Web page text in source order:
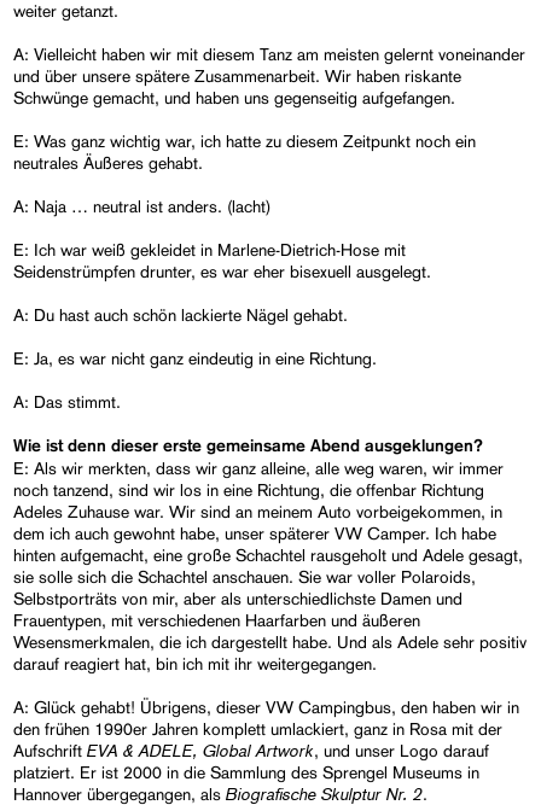
weiter getanzt.
A: Vielleicht haben wir mit diesem Tanz am meisten gelernt voneinander
und über unsere spätere Zusammenarbeit. Wir haben riskante
Schwünge gemacht, und haben uns gegenseitig aufgefangen.
E: Was ganz wichtig war, ich hatte zu diesem Zeitpunkt noch ein
neutrales Äußeres gehabt.
A: Naja … neutral ist anders. (lacht)
E: Ich war weiß gekleidet in Marlene-Dietrich-Hose mit
Seidenstrümpfen drunter, es war eher bisexuell ausgelegt.
A: Du hast auch schön lackierte Nägel gehabt.
E: Ja, es war nicht ganz eindeutig in eine Richtung.
A: Das stimmt.
Wie ist denn dieser erste gemeinsame Abend ausgeklungen?
E: Als wir merkten, dass wir ganz alleine, alle weg waren, wir immer
noch tanzend, sind wir los in eine Richtung, die offenbar Richtung
Adeles Zuhause war. Wir sind an meinem Auto vorbeigekommen, in
dem ich auch gewohnt habe, unser späterer VW Camper. Ich habe
hinten aufgemacht, eine große Schachtel rausgeholt und Adele gesagt,
sie solle sich die Schachtel anschauen. Sie war voller Polaroids,
Selbstporträts von mir, aber als unterschiedlichste Damen und
Frauentypen, mit verschiedenen Haarfarben und äußeren
Wesensmerkmalen, die ich dargestellt habe. Und als Adele sehr positiv
darauf reagiert hat, bin ich mit ihr weitergegangen.
A: Glück gehabt! Übrigens, dieser VW Campingbus, den haben wir in
den frühen 1990er Jahren komplett umlackiert, ganz in Rosa mit der
AufschriftEVA & ADELE, Global Artwork, und unser Logo darauf
platziert. Er ist 2000 in die Sammlung des Sprengel Museums in
Hannover übergegangen, alsBiografische Skulptur Nr. 2.